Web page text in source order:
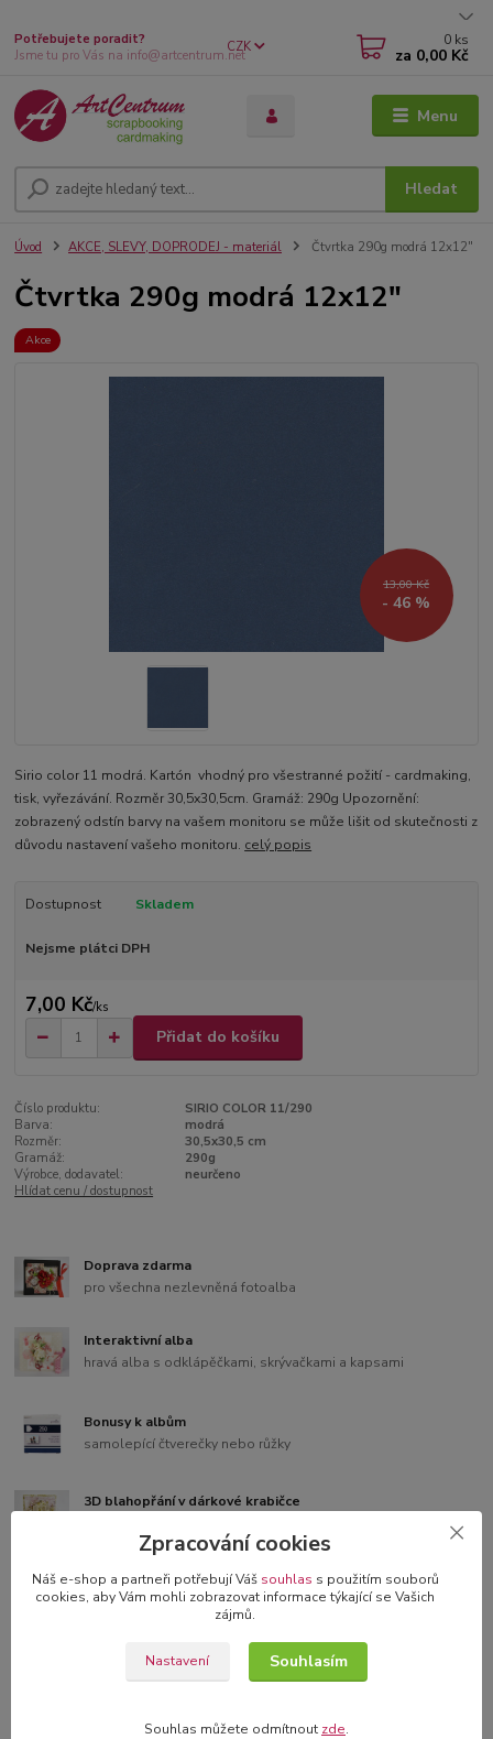
Menu
CZK
Hledat
Potřebujete poradit?
Jsme tu pro Vás na info@artcentrum.net
0 ks
za 0,00 Kč
Úvod AKCE, SLEVY, DOPRODEJ - materiál Čtvrtka 290g modrá 12x12"
Čtvrtka 290g modrá 12x12"
Akce
13,00 Kč
- 46 %
Sirio color 11 modrá. Kartón vhodný pro všestranné požití - cardmaking,
tisk, vyřezávání. Rozměr 30,5x30,5cm. Gramáž: 290g Upozornění:
zobrazený odstín barvy na vašem monitoru se může lišit od skutečnosti z
důvodu nastavení vašeho monitoru. celý popis
Dostupnost Skladem
Nejsme plátci DPH
7,00 Kč/ks
Přidat do košíku
Číslo produktu:
SIRIO COLOR 11/290
Barva:
modrá
Rozměr:
30,5x30,5 cm
Gramáž:
290g
Výrobce, dodavatel:
neurčeno
Hlídat cenu / dostupnost
Doprava zdarma
pro všechna nezlevněná fotoalba
Interaktivní alba
hravá alba s odklápěčkami, skrývačkami a kapsami
Bonusy k albům
samolepící čtverečky nebo růžky
3D blahopřání v dárkové krabičce
Zpracování cookies
Náš e-shop a partneři potřebují Váš souhlas s použitím souborů
cookies, aby Vám mohli zobrazovat informace týkající se Vašich
zájmů.
Nastavení Souhlasím
Souhlas můžete odmítnout zde.